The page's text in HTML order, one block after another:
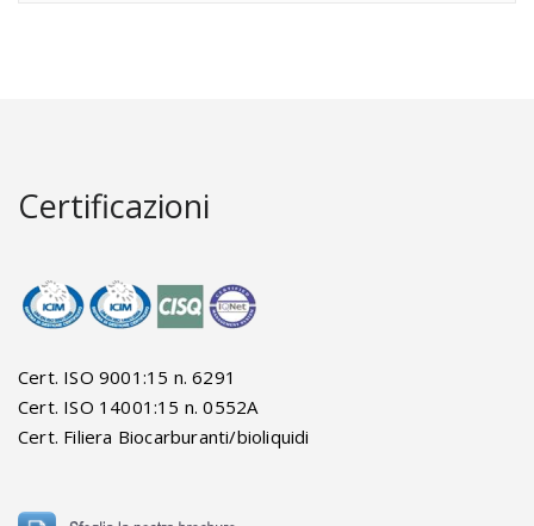
Certificazioni
Cert. ISO 9001:15 n. 6291
Cert. ISO 14001:15 n. 0552A
Cert. Filiera Biocarburanti/bioliquidi